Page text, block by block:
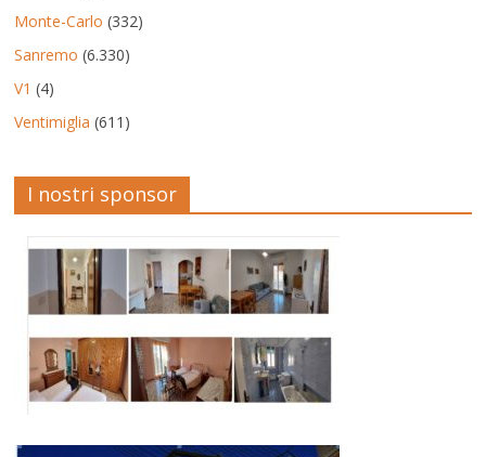
Monte-Carlo (332)
Sanremo (6.330)
V1 (4)
Ventimiglia (611)
I nostri sponsor